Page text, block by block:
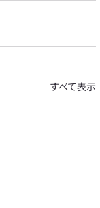
すべて表示